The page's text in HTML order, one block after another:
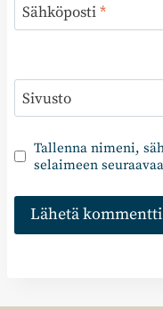
Sähköposti*
Sivusto
Tallenna nimeni,
selaimeen